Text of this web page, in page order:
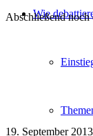
Wie
Abschließend noch
19. September 2013